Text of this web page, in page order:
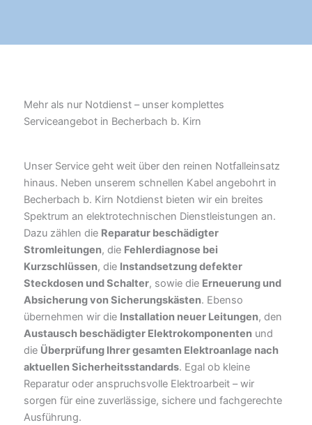
Mehr als nur Notdienst – unser komplettes
Serviceangebot in Becherbach b. Kirn
Unser Service geht weit über den reinen Notfalleinsatz
hinaus. Neben unserem schnellen Kabel angebohrt in
Becherbach b. Kirn Notdienst bieten wir ein breites
Spektrum an elektrotechnischen Dienstleistungen an.
Dazu zählen die Reparatur beschädigter
Stromleitungen, die Fehlerdiagnose bei
Kurzschlüssen, die Instandsetzung defekter
Steckdosen und Schalter, sowie die Erneuerung und
Absicherung von Sicherungskästen. Ebenso
übernehmen wir die Installation neuer Leitungen, den
Austausch beschädigter Elektrokomponenten und
die Überprüfung Ihrer gesamten Elektroanlage nach
aktuellen Sicherheitsstandards. Egal ob kleine
Reparatur oder anspruchsvolle Elektroarbeit – wir
sorgen für eine zuverlässige, sichere und fachgerechte
Ausführung.